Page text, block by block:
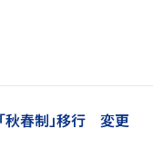
秋春制」移行 変更